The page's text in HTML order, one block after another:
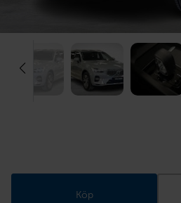
Köp